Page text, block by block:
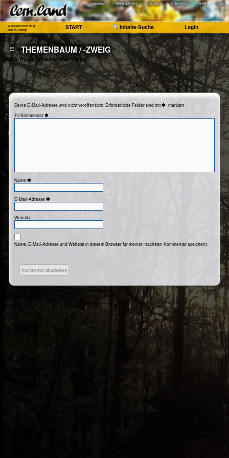
Impressum Bildnachweis Disclaimer Datenschutz AGB Intern
wannaknow.org
basis.camp START Inhalte-Suche Login
THEMENBAUM / -ZWEIG
Dieses Thema hat keine Unterthemen.
Deine E-Mail-Adresse wird nicht veröffentlicht. Erforderliche Felder sind mit
markiert
Kommentar
Name
E-Mail-Adresse
Website
Name, E-Mail-Adresse und Website in diesem Browser für meinen nächsten Kommentar speichern.